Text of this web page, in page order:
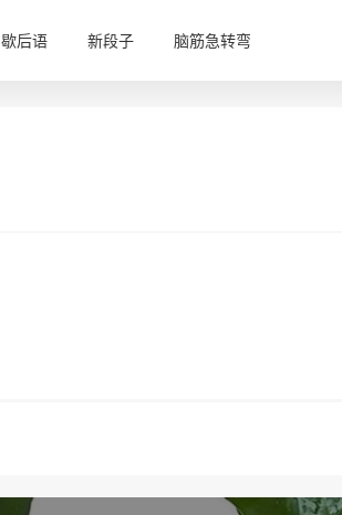
歇后语 新段子 脑筋急转弯